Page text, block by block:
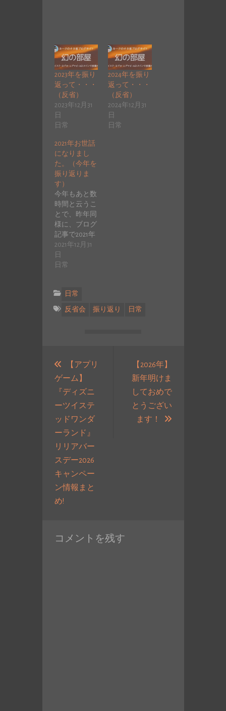
2023年を振り
返って・・・
（反省）
2023年12月31
日
日常
2024年を振り
返って・・・
（反省）
2024年12月31
日
日常
2021年お世話
になりまし
た。（今年を
振り返りま
す）
今年もあと数
時間と云うこ
とで、昨年同
様に、ブログ
記事で2021年
の自分にあっ
た出来事をま
とめます(^…
2021年12月31
日
日常
日常
反省会 振り返り 日常
【アプリ
ゲーム】
『ディズニ
ーツイステ
ッドワンダ
ーランド』
リリアバー
スデー2026
キャンペー
ン情報まと
め!過
投
【2026年】
新年明けま
しておめで
とうござい
ます！
次
コメントを残す